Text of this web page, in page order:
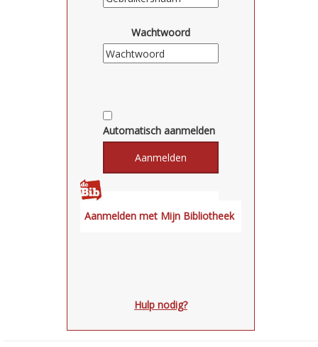
Wachtwoord
Automatisch aanmelden
Hulp nodig?